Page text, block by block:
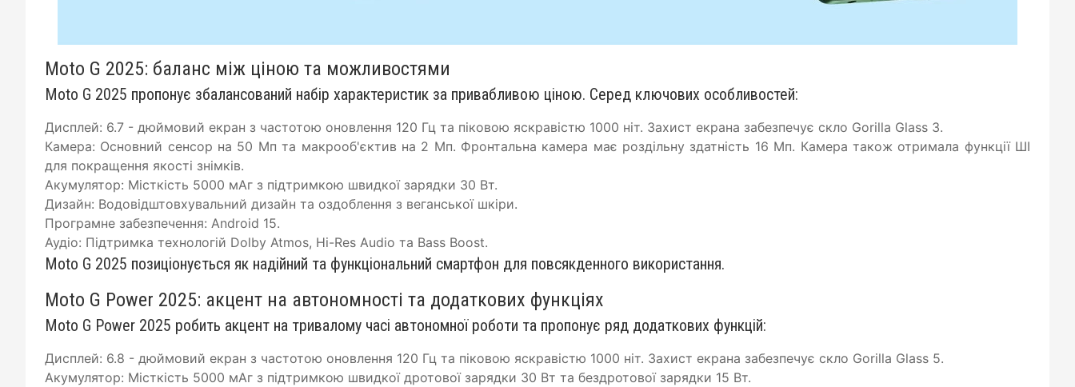
Moto G 2025: баланс між ціною та можливостями
Moto G 2025 пропонує збалансований набір характеристик за привабливою ціною. Серед ключових особливостей:
Дисплей: 6.7 - дюймовий екран з частотою оновлення 120 Гц та піковою яскравістю 1000 ніт. Захист екрана забезпечує скло Gorilla Glass 3.
Камера: Основний сенсор на 50 Мп та макрооб'єктив на 2 Мп. Фронтальна камера має роздільну здатність 16 Мп. Камера також отримала функції ШІ
для покращення якості знімків.
Акумулятор: Місткість 5000 мАг з підтримкою швидкої зарядки 30 Вт.
Дизайн: Водовідштовхувальний дизайн та оздоблення з веганської шкіри.
Програмне забезпечення: Android 15.
Аудіо: Підтримка технологій Dolby Atmos, Hi-Res Audio та Bass Boost.
Moto G 2025 позиціонується як надійний та функціональний смартфон для повсякденного використання.
Moto G Power 2025: акцент на автономності та додаткових функціях
Moto G Power 2025 робить акцент на тривалому часі автономної роботи та пропонує ряд додаткових функцій:
Дисплей: 6.8 - дюймовий екран з частотою оновлення 120 Гц та піковою яскравістю 1000 ніт. Захист екрана забезпечує скло Gorilla Glass 5.
Акумулятор: Місткість 5000 мАг з підтримкою швидкої дротової зарядки 30 Вт та бездротової зарядки 15 Вт.